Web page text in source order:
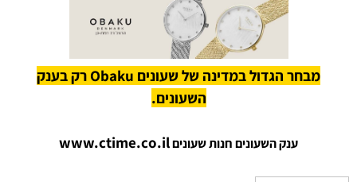
מבחר הגדול במדינה של שעונים Obaku רק בענק
השעונים.
ענק השעונים חנות שעוניםwww.ctime.co.il